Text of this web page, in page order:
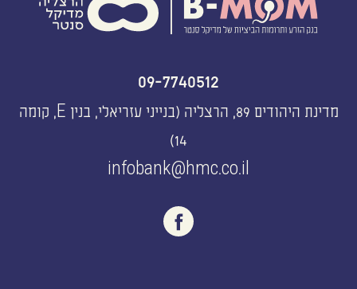
09-7740512
מדינת היהודים 89, הרצליה (בנייני עזריאלי, בנין E, קומה
14)
infobank@hmc.co.il